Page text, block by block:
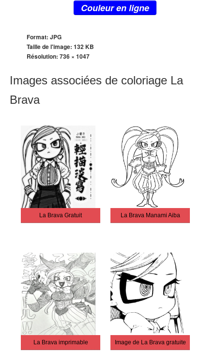
Couleur en ligne
Format: JPG
Taille de l'image: 132 KB
Résolution: 736 × 1047
Images associées de coloriage La
Brava
La Brava Gratuit La Brava Manami Aiba
La Brava imprimable Image de La Brava gratuite